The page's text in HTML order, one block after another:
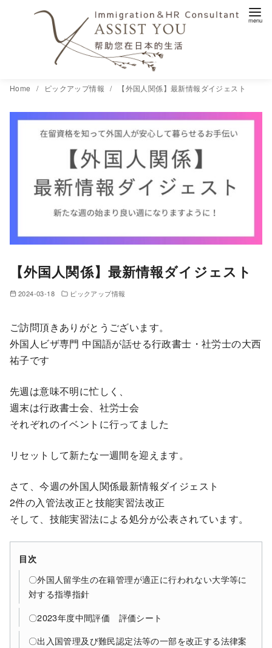
Home ピックアップ情報 【外国人関係】最新情報ダイジェスト
【外国人関係】最新情報ダイジェスト
2024-03-18 ピックアップ情報
ご訪問頂きありがとうございます。
外国人ビザ専門 中国語が話せる行政書士・社労士の大西
祐子です
先週は意味不明に忙しく、
週末は行政書士会、社労士会
それぞれのイベントに行ってました
リセットして新たな一週間を迎えます。
さて、今週の外国人関係最新情報ダイジェスト
2件の入管法改正と技能実習法改正
そして、技能実習法による処分が公表されています。
目次
〇外国人留学生の在籍管理が適正に行われない大学等に
対する指導指針
〇2023年度中間評価 評価シート
〇出入国管理及び難民認定法等の一部を改正する法律案